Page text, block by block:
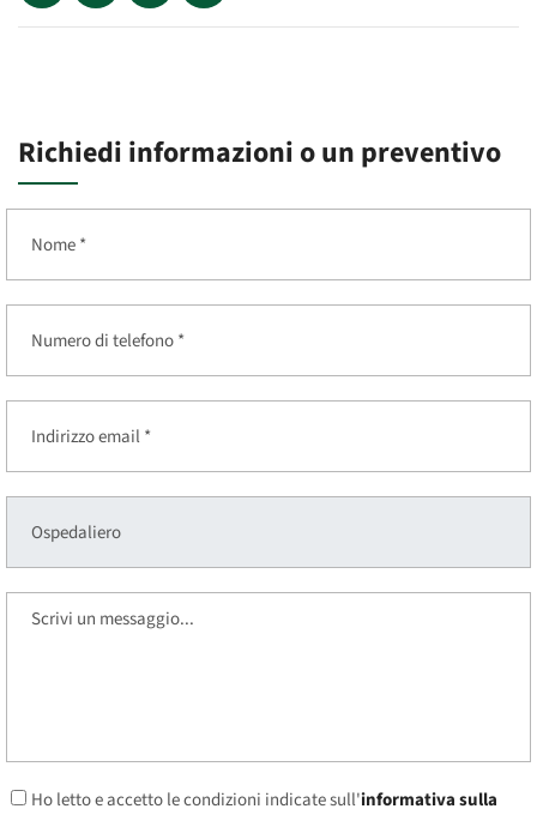
Richiedi informazioni o un preventivo
Ho letto e accetto le condizioni indicate sull'informativa sulla